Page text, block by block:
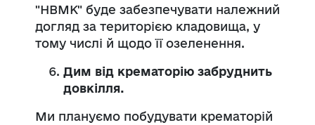
"НВМК" буде забезпечувати належний
догляд за територією кладовища, у
тому числі й щодо її озеленення.
Дим від крематорію забруднить
довкілля.
Ми плануємо побудувати крематорій